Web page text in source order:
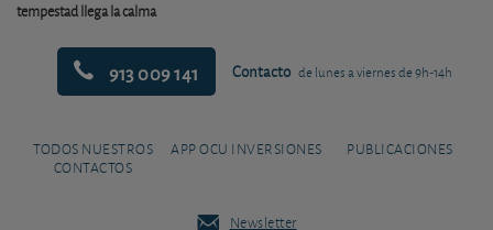
tempestad llega la calma
913 009 141 Contacto de lunes a viernes de 9h-14h
TODOS NUESTROS
CONTACTOS
APP OCU INVERSIONES PUBLICACIONES
Newsletter